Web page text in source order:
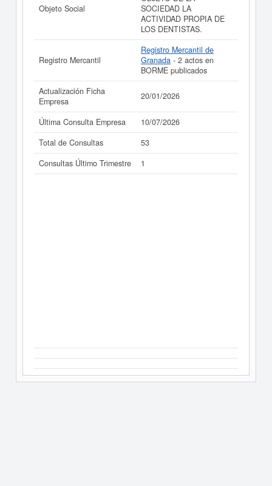
los resultados de sus años de actividad, así como los
balances y cuentas de resultados disponibles.
La última actualización del informe de empresa se ha
realizado el 20/01/2026.
Objeto Social
SOCIEDAD LA
ACTIVIDAD PROPIA DE
LOS DENTISTAS.
Registro Mercantil
Registro Mercantil de
Granada - 2 actos en
BORME publicados
Actualización Ficha
Empresa
20/01/2026
Última Consulta Empresa
10/07/2026
Total de Consultas
53
Consultas Último Trimestre
1